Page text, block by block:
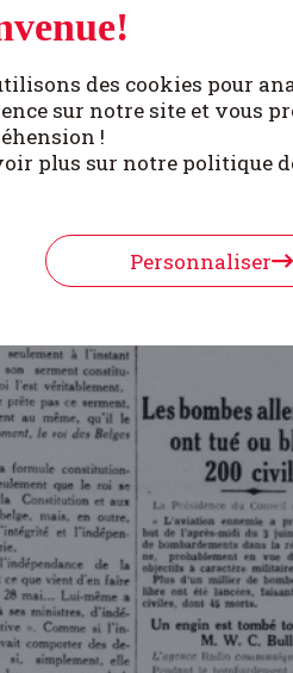
des cookies pour
sur notre site et vous
!
plus sur notre politique
Personnaliser